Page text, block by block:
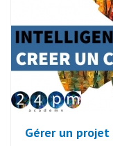
Gérer un